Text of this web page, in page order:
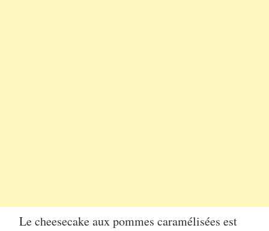
Le cheesecake aux pommes caramélisées est